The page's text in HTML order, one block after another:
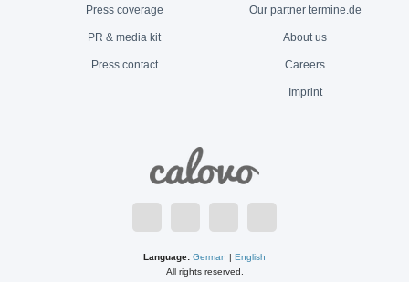
Press coverage
PR & media kit
Press contact
Our partner termine.de
About us
Careers
Imprint
Language: German | English
All rights reserved.